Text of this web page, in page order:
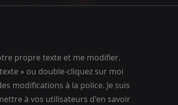
propre texte et me modifier.
» ou double-cliquez sur moi
modifications à la police. Je suis
à vos utilisateurs d'en savoir